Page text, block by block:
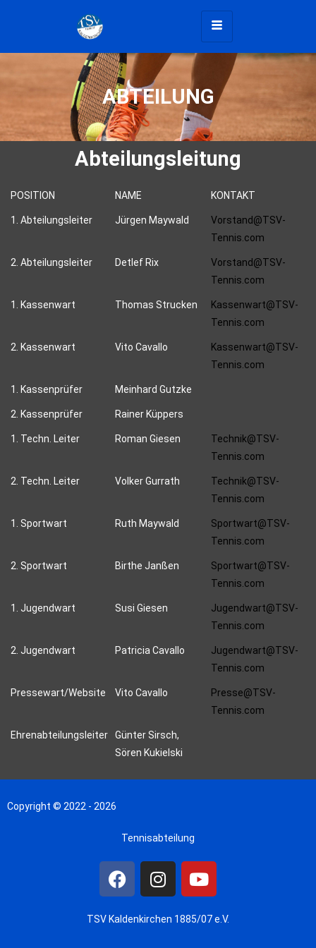
ABTEILUNG
Abteilungsleitung
POSITION NAME KONTAKT
1. Abteilungsleiter Jürgen Maywald
Vorstand@TSV-
Tennis.com
2. Abteilungsleiter Detlef Rix
Vorstand@TSV-
Tennis.com
1. Kassenwart Thomas Strucken
Kassenwart@TSV-
Tennis.com
2. Kassenwart Vito Cavallo
Kassenwart@TSV-
Tennis.com
1. Kassenprüfer Meinhard Gutzke
2. Kassenprüfer Rainer Küppers
1. Techn. Leiter Roman Giesen
Technik@TSV-
Tennis.com
2. Techn. Leiter Volker Gurrath
Technik@TSV-
Tennis.com
1. Sportwart Ruth Maywald
Sportwart@TSV-
Tennis.com
2. Sportwart Birthe Janßen
Sportwart@TSV-
Tennis.com
1. Jugendwart Susi Giesen
Jugendwart@TSV-
Tennis.com
2. Jugendwart Patricia Cavallo
Jugendwart@TSV-
Tennis.com
Pressewart/Website Vito Cavallo
Presse@TSV-
Tennis.com
Ehrenabteilungsleiter
Günter Sirsch,
Sören Kukielski
Copyright © 2022 - 2026
Tennisabteilung
TSV Kaldenkirchen 1885/07 e.V.